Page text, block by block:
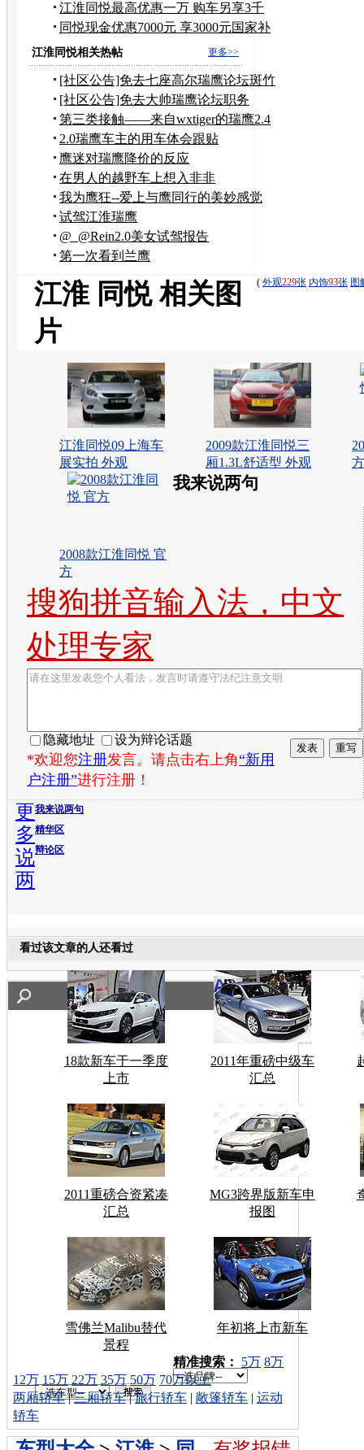
售
江淮同悦最高优惠一万 购车另享3千
补贴
同悦现金优惠7000元 享3000元国家补
贴
更多>>
江淮同悦相关热帖
[社区公告]免去七座高尔瑞鹰论坛斑竹
职务
[社区公告]免去大帅瑞鹰论坛职务
第三类接触——来自wxtiger的瑞鹰2.4
报告（不断更新中）
2.0瑞鹰车主的用车体会跟贴
鹰迷对瑞鹰降价的反应
在男人的越野车上想入非非
我为鹰狂--爱上与鹰同行的美妙感觉
试驾江淮瑞鹰
@_@Rein2.0美女试驾报告
第一次看到兰鹰
( 外观229张 内饰93张 图
江淮 同悦 相关图
片
江淮同悦09上海车
展实拍 外观
2009款江淮同悦三
厢1.3L舒适型 外观
方
2008款江淮同悦 官
方
我来说两句
搜狗拼音输入法，中文
处理专家
隐藏地址 设为辩论话题
*欢迎您注册发言。请点击右上角“新用
户注册”进行注册！
我来说两句
精华区
辩论区
更
多
说
两
看过该文章的人还看过
18款新车于一季度
上市
2011年重磅中级车
汇总
2011重磅合资紧凑
汇总
MG3跨界版新车申
报图
雪佛兰Malibu替代
景程
年初将上市新车
车型搜索：
精准搜索： 5万 8万
12万 15万 22万 35万 50万 70万以上
两厢轿车|三厢轿车|旅行轿车 | 敞篷轿车 | 运动
轿车